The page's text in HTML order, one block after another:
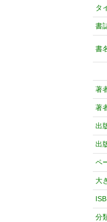
タ
書
書
著
著
出
出
ペ
大
分